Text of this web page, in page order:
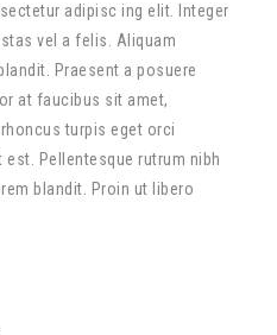
adipisc ing elit. Integer
vel a felis. Aliquam
Praesent a posuere
at faucibus sit amet,
turpis eget orci
Pellentesque rutrum nibh
blandit. Proin ut libero